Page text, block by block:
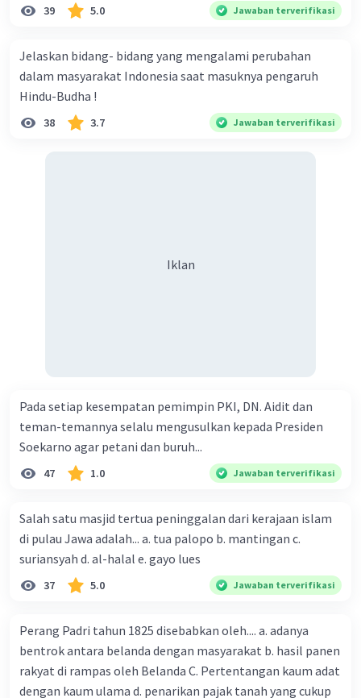
39 5.0 Jawaban terverifikasi
Jelaskan bidang- bidang yang mengalami perubahan
dalam masyarakat Indonesia saat masuknya pengaruh
Hindu-Budha !
38 3.7 Jawaban terverifikasi
Iklan
Pada setiap kesempatan pemimpin PKI, DN. Aidit dan
teman-temannya selalu mengusulkan kepada Presiden
Soekarno agar petani dan buruh...
47 1.0 Jawaban terverifikasi
Salah satu masjid tertua peninggalan dari kerajaan islam
di pulau Jawa adalah... a. tua palopo b. mantingan c.
suriansyah d. al-halal e. gayo lues
37 5.0 Jawaban terverifikasi
Perang Padri tahun 1825 disebabkan oleh.... a. adanya
bentrok antara belanda dengan masyarakat b. hasil panen
rakyat di rampas oleh Belanda C. Pertentangan kaum adat
dengan kaum ulama d. penarikan pajak tanah yang cukup